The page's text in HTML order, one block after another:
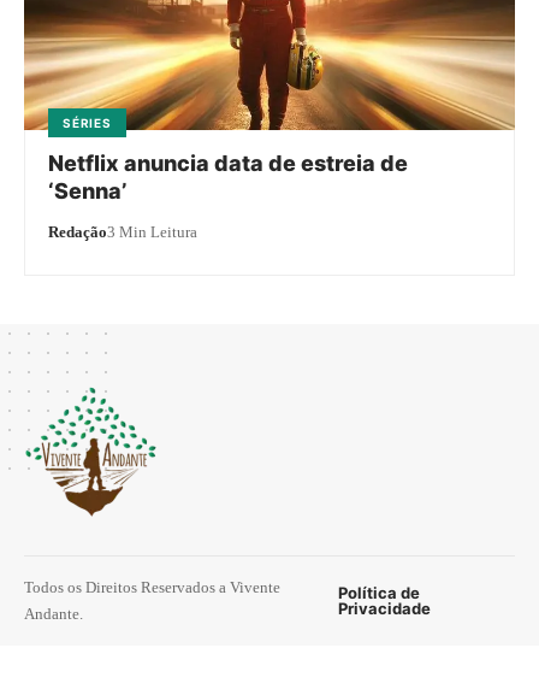
SÉRIES
Netflix anuncia data de estreia de
‘Senna’
Redação3 Min Leitura
Todos os Direitos Reservados a Vivente
Andante.
Política de
Privacidade